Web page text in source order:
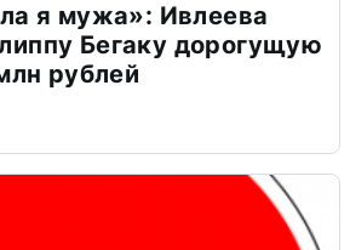
я мужа»: Ивлеева
Бегаку дорогущую
рублей